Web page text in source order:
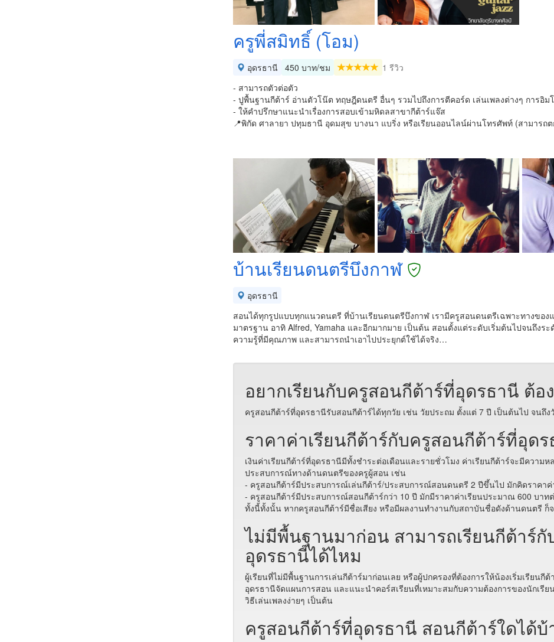
ครูพี่สมิทธิ์ (โอม)
อุดรธานี 450 บาท/ชม
1 รีวิว
- สามารถตัวต่อตัว
- ปูพื้นฐานกีต้าร์ อ่านตัวโน๊ต ทฤษฎีดนตรี อื่นๆ รวมไปถึงการตีคอร์ด เล่นเพลงต่างๆ การอิม
- ให้คำปรึกษาแนะนำเรื่องการสอบเข้ามหิดลสาขากีต้าร์แจ๊ส
📍พิกัด ศาลายา ปทุมธานี อุดมสุข บางนา แบริ่ง หรือเรียนออนไลน์ผ่านโทรศัพท์ (สามารถ
บ้านเรียนดนตรีบึงกาฬ
อุดรธานี
สอนได้ทุกรูปแบบทุกแนวดนตรี ที่บ้านเรียนดนตรีบึงกาฬ เรามีครูสอนดนตรีเฉพาะทางของ
มาตรฐาน อาทิ Alfred, Yamaha และอีกมากมาย เป็นต้น สอนตั้งแต่ระดับเริ่มต้นไปจนถึงร
ความรู้ที่มีคุณภาพ และสามารถนำเอาไปประยุกต์ใช้ได้จริง…
อยากเรียนกับครูสอนกีต้าร์ที่อุดรธานี ต้อ
ครูสอนกีต้าร์ที่อุดรธานีรับสอนกีต้าร์ได้ทุกวัย เช่น วัยประถม ตั้งแต่ 7 ปี เป็นต้นไป จนถึ
ราคาค่าเรียนกีต้าร์กับครูสอนกีต้าร์ที่อุดร
เงินค่าเรียนกีต้าร์ที่อุดรธานีมีทั้งชำระต่อเดือนและรายชั่วโมง ค่าเรียนกีต้าร์จะมีควา
ประสบการณ์ทางด้านดนตรีของครูผู้สอน เช่น
- ครูสอนกีต้าร์มีประสบการณ์เล่นกีต้าร์/ประสบการณ์สอนดนตรี 2 ปีขึ้นไป มักคิดราคา
- ครูสอนกีต้าร์มีประสบการณ์สอนกีต้าร์กว่า 10 ปี มักมีราคาค่าเรียนประมาณ 600 บาท
ทั้งนี้ทั้งนั้น หากครูสอนกีต้าร์มีชื่อเสียง หรือมีผลงานทำงานกับสถาบันชื่อดังด้านดนตรี ก็
ไม่มีพื้นฐานมาก่อน สามารถเรียนกีต้าร์
อุดรธานีได้ไหม
ผู้เรียนที่ไม่มีพื้นฐานการเล่นกีต้าร์มาก่อนเลย หรือผู้ปกครองที่ต้องการให้น้องเริ่มเรียน
อุดรธานีจัดแผนการสอน และแนะนำคอร์สเรียนที่เหมาะสมกับความต้องการของนักเรี
วิธีเล่นเพลงง่ายๆ เป็นต้น
ครูสอนกีต้าร์ที่อุดรธานี สอนกีต้าร์ใดได้บ้